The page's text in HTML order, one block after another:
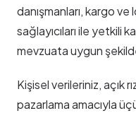
danışmanları, kargo
sağlayıcıları ile yetkili
mevzuata uygun
Kişisel verileriniz, açık
pazarlama amacıyla